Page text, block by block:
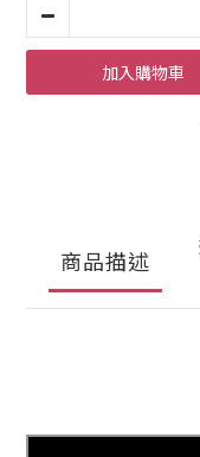
加入購物車
商品描述